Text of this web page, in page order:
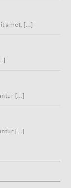
amet, [...]
[...]
[...]